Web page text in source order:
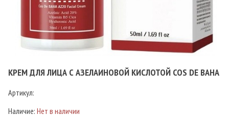
КРЕМ ДЛЯ ЛИЦА С АЗЕЛАИНОВОЙ КИСЛОТОЙ COS DE BAHA
Артикул:
Наличие: Нет в наличии